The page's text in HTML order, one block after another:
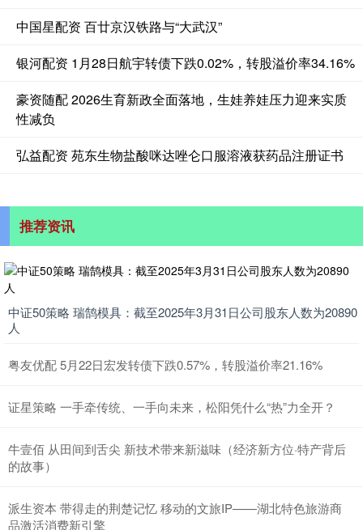
中国星配资 百廿京汉铁路与“大武汉”
银河配资 1月28日航宇转债下跌0.02%，转股溢价率34.16%
豪资随配 2026生育新政全面落地，生娃养娃压力迎来实质
性减负
弘益配资 苑东生物盐酸咪达唑仑口服溶液获药品注册证书
推荐资讯
中证50策略 瑞鹄模具：截至2025年3月31日公司股东人数为20890
人
粤友优配 5月22日宏发转债下跌0.57%，转股溢价率21.16%
证星策略 一手牵传统、一手向未来，松阳凭什么“热”力全开？
牛壹佰 从田间到舌尖 新技术带来新滋味（经济新方位·特产背后
的故事）
派生资本 带得走的荆楚记忆 移动的文旅IP——湖北特色旅游商
品激活消费新引擎